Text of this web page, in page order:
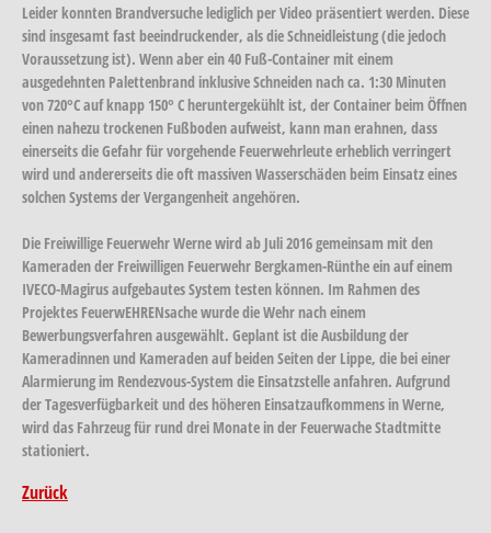
Leider konnten Brandversuche lediglich per Video präsentiert werden. Diese
sind insgesamt fast beeindruckender, als die Schneidleistung (die jedoch
Voraussetzung ist). Wenn aber ein 40 Fuß-Container mit einem
ausgedehnten Palettenbrand inklusive Schneiden nach ca. 1:30 Minuten
von 720°C auf knapp 150° C heruntergekühlt ist, der Container beim Öffnen
einen nahezu trockenen Fußboden aufweist, kann man erahnen, dass
einerseits die Gefahr für vorgehende Feuerwehrleute erheblich verringert
wird und andererseits die oft massiven Wasserschäden beim Einsatz eines
solchen Systems der Vergangenheit angehören.
Die Freiwillige Feuerwehr Werne wird ab Juli 2016 gemeinsam mit den
Kameraden der Freiwilligen Feuerwehr Bergkamen-Rünthe ein auf einem
IVECO-Magirus aufgebautes System testen können. Im Rahmen des
Projektes FeuerwEHRENsache wurde die Wehr nach einem
Bewerbungsverfahren ausgewählt. Geplant ist die Ausbildung der
Kameradinnen und Kameraden auf beiden Seiten der Lippe, die bei einer
Alarmierung im Rendezvous-System die Einsatzstelle anfahren. Aufgrund
der Tagesverfügbarkeit und des höheren Einsatzaufkommens in Werne,
wird das Fahrzeug für rund drei Monate in der Feuerwache Stadtmitte
stationiert.
Zurück